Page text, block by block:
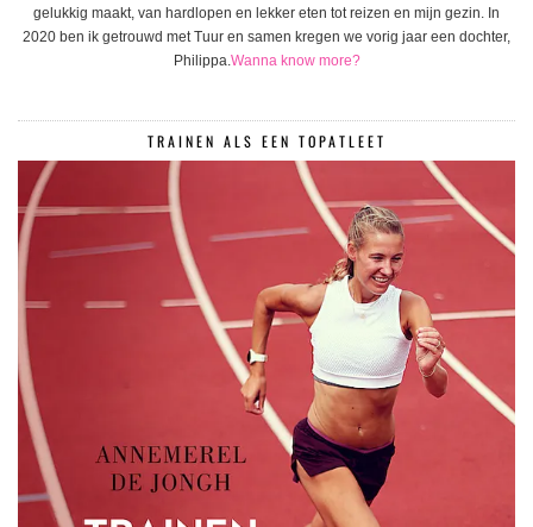
gelukkig maakt, van hardlopen en lekker eten tot reizen en mijn gezin. In
2020 ben ik getrouwd met Tuur en samen kregen we vorig jaar een dochter,
Philippa. Wanna know more?
TRAINEN ALS EEN TOPATLEET